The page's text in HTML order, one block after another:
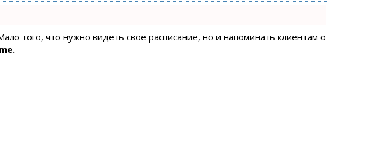
того, что нужно видеть свое расписание, но и напоминать клиентам о